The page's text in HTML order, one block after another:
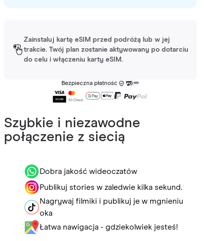
Zainstaluj kartę eSIM przed podróżą lub w jej
trakcie. Twój plan zostanie aktywowany po dotarciu
do celu i włączeniu karty eSIM.
Bezpieczna płatność
Szybkie i niezawodne
połączenie z siecią
Dobra jakość wideoczatów
Publikuj stories w zaledwie kilka sekund.
Nagrywaj filmiki i publikuj je w mgnieniu
oka
Łatwa nawigacja - gdziekolwiek jesteś!